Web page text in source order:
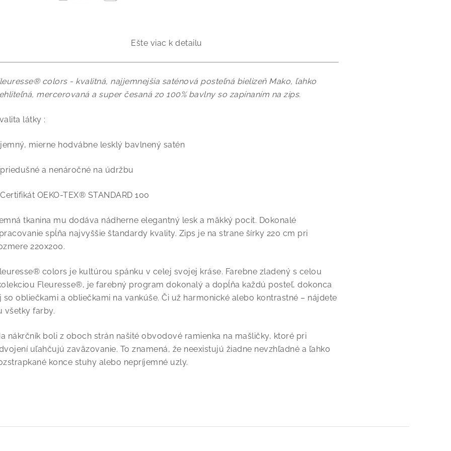
Ešte viac k detailu
colors - kvalitná, najjemnejšia saténová posteľná bielizeň Mako, ľahko
mercerovaná a super česaná zo 100% bavlny so zapínaním na zips.
látky :
jemný, mierne hodvábne lesklý bavlnený satén
priedušné a nenáročné na údržbu
Certifikát OEKO-TEX® STANDARD 100
tkanina mu dodáva nádherne elegantný lesk a mäkký pocit. Dokonalé
spĺňa najvyššie štandardy kvality. Zips je na strane šírky 220 cm pri
220x200.
colors je kultúrou spánku v celej svojej kráse. Farebne zladený s celou
Fleuresse®, je farebný program dokonalý a dopĺňa každú posteľ, dokonca
so obliečkami a obliečkami na vankúše. Či už harmonické alebo kontrastné – nájdete
všetky farby.
nákrčník boli z oboch strán našité obvodové ramienka na mašličky, ktoré pri
uľahčujú zaväzovanie. To znamená, že neexistujú žiadne nevzhľadné a ľahko
konce stuhy alebo nepríjemné uzly.